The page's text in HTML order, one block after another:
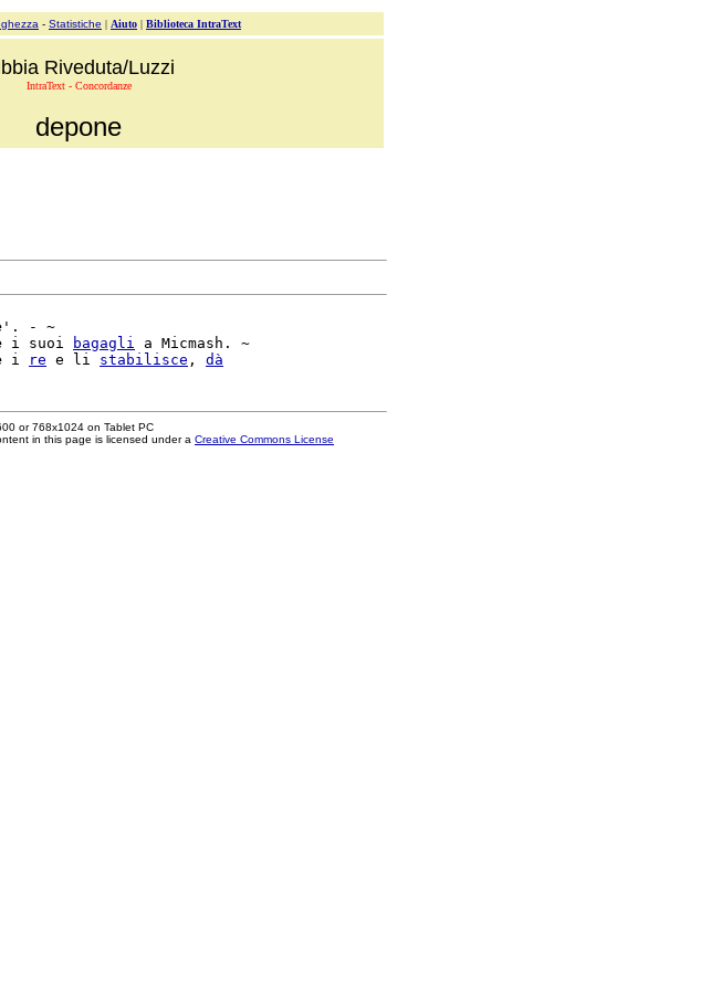
- Statistiche | Aiuto | Biblioteca IntraText
Riveduta/Luzzi
IntraText - Concordanze
depone
'. - ~
i suoi bagagli a Micmash. ~
i re e li stabilisce , dà
or 768x1024 on Tablet PC
in this page is licensed under a Creative Commons License